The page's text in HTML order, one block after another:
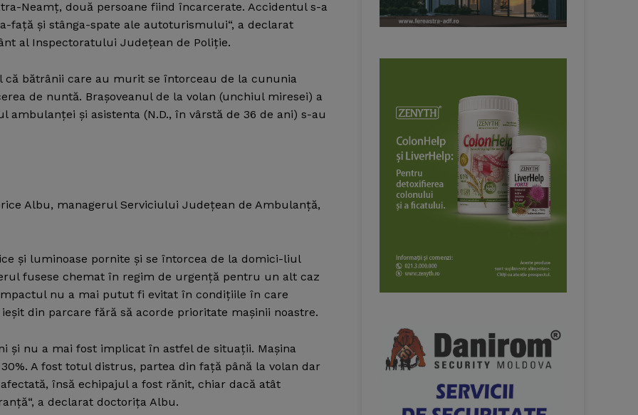
Neamţ, două persoane fiind încarcerate. Accidentul s-a
faţă şi stânga-spate ale autoturismului“, a declarat
al Inspectoratului Judeţean de Poliţie.
bătrânii care au murit se întorceau de la cununia
de nuntă. Braşoveanul de la volan (unchiul miresei) a
şi asistenta (N.D., în vârstă de 36 de ani) s-au
Albu, managerul Serviciului Judeţean de Ambulanţă,
şi luminoase pornite şi se întorcea de la domici-liul
fusese chemat în regim de urgenţă pentru un alt caz
nu a mai putut fi evitat în condiţiile în care
din parcare fără să acorde prioritate maşinii noastre.
şi nu a mai fost implicat în astfel de situaţii. Maşina
A fost totul distrus, partea din faţă până la volan dar
însă echipajul a fost rănit, chiar dacă atât
a declarat doctoriţa Albu.